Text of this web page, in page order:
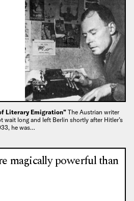
Literary Emigration” The Austrian writer
wait long and left Berlin shortly after Hitler’s
he was…
magically powerful than